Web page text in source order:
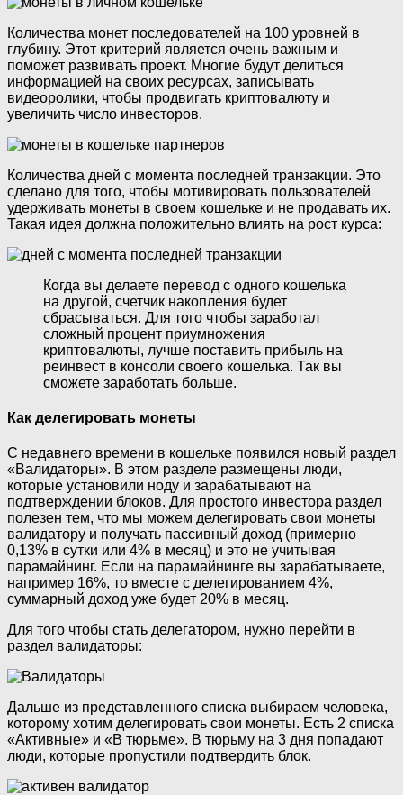
Количества монет последователей на 100 уровней в
глубину. Этот критерий является очень важным и
поможет развивать проект. Многие будут делиться
информацией на своих ресурсах, записывать
видеоролики, чтобы продвигать криптовалюту и
увеличить число инвесторов.
Количества дней с момента последней транзакции. Это
сделано для того, чтобы мотивировать пользователей
удерживать монеты в своем кошельке и не продавать их.
Такая идея должна положительно влиять на рост курса:
Когда вы делаете перевод с одного кошелька
на другой, счетчик накопления будет
сбрасываться. Для того чтобы заработал
сложный процент приумножения
криптовалюты, лучше поставить прибыль на
реинвест в консоли своего кошелька. Так вы
сможете заработать больше.
Как делегировать монеты
С недавнего времени в кошельке появился новый раздел
«Валидаторы». В этом разделе размещены люди,
которые установили ноду и зарабатывают на
подтверждении блоков. Для простого инвестора раздел
полезен тем, что мы можем делегировать свои монеты
валидатору и получать пассивный доход (примерно
0,13% в сутки или 4% в месяц) и это не учитывая
парамайнинг. Если на парамайнинге вы зарабатываете,
например 16%, то вместе с делегированием 4%,
суммарный доход уже будет 20% в месяц.
Для того чтобы стать делегатором, нужно перейти в
раздел валидаторы:
Дальше из представленного списка выбираем человека,
которому хотим делегировать свои монеты. Есть 2 списка
«Активные» и «В тюрьме». В тюрьму на 3 дня попадают
люди, которые пропустили подтвердить блок.